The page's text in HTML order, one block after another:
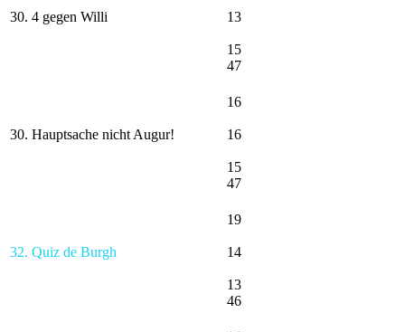
30. 4 gegen Willi 13
15
47
30. Hauptsache nicht Augur!
16
16
15
47
32. Quiz de Burgh
19
14
13
46